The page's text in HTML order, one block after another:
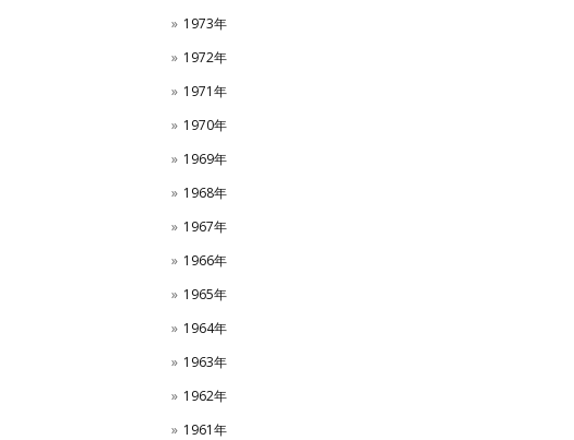
1973年
1972年
1971年
1970年
1969年
1968年
1967年
1966年
1965年
1964年
1963年
1962年
1961年